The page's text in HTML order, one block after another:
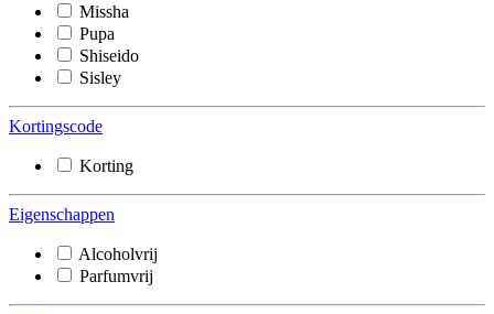
Missha
Pupa
Shiseido
Sisley
Kortingscode
Korting
Eigenschappen
Alcoholvrij
Parfumvrij